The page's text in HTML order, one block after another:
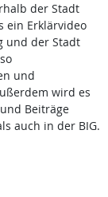
der Stadt
ein Erklärvideo
und der Stadt
und
wird es
Beiträge
auch in der BIG.